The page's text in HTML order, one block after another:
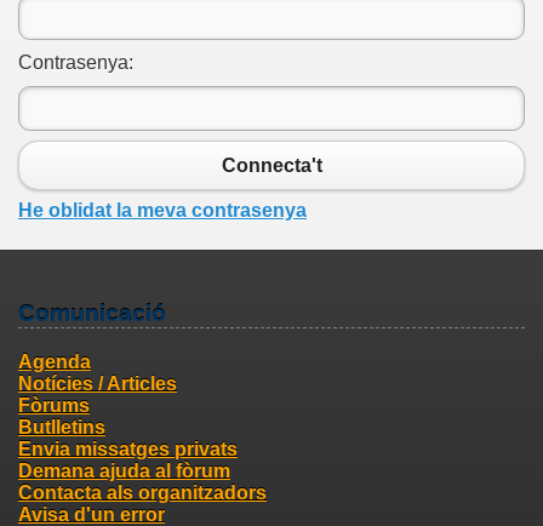
Contrasenya:
Connecta't
He oblidat la meva contrasenya
Comunicació
Agenda
Notícies / Articles
Fòrums
Butlletins
Envia missatges privats
Demana ajuda al fòrum
Contacta als organitzadors
Avisa d'un error